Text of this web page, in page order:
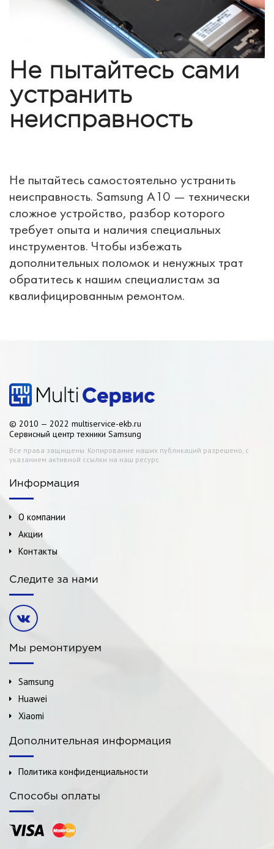
Не пытайтесь сами
устранить
неисправность
Не пытайтесь самостоятельно устранить
неисправность. Samsung A10 — технически
сложное устройство, разбор которого
требует опыта и наличия специальных
инструментов. Чтобы избежать
дополнительных поломок и ненужных трат
обратитесь к нашим специалистам за
квалифицированным ремонтом.
© 2010 — 2022 multiservice-ekb.ru
Сервисный центр техники Samsung
Все права защищены. Копирование наших публикаций разрешено, с
указанием активной ссылки на наш ресурс
Информация
О компании
Акции
Контакты
Следите за нами
Мы ремонтируем
Samsung
Huawei
Xiaomi
Дополнительная информация
Политика конфиденциальности
Способы оплаты